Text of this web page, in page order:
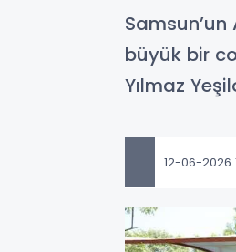
büyük bir
Yılmaz
12-06-2026